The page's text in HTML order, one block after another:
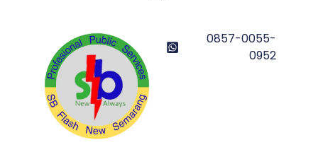
0857-0055-
0952